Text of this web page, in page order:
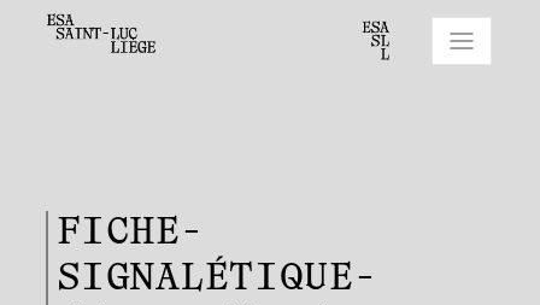
FICHE-
SIGNALÉTIQUE-